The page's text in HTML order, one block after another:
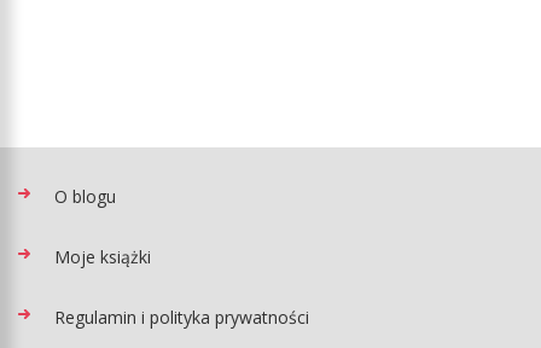
O blogu
Moje książki
Regulamin i polityka prywatności